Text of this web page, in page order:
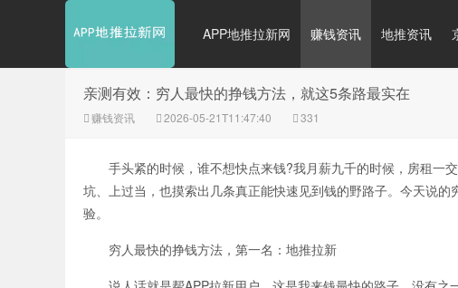
APP地推拉新网 赚钱资讯 地推资讯
亲测有效：穷人最快的挣钱方法，就这5条路最实在
赚钱资讯 2026-05-21T11:47:40 331
手头紧的时候，谁不想快点来钱?我月薪九千的时候，房租一
坑、上过当，也摸索出几条真正能快速见到钱的野路子。今天说
验。
穷人最快的挣钱方法，第一名：地推拉新